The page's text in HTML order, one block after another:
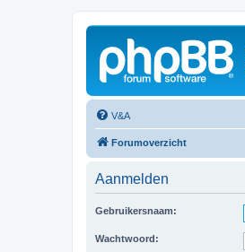
V&A
Forumoverzicht
Aanmelden
Gebruikersnaam:
Wachtwoord: